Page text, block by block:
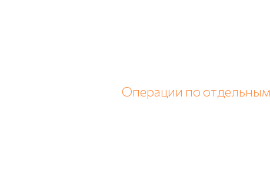
Операции по